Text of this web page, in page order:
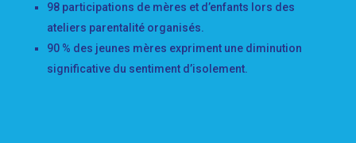
98 participations de mères et d’enfants lors des
ateliers parentalité organisés.
90 % des jeunes mères expriment une diminution
significative du sentiment d’isolement.